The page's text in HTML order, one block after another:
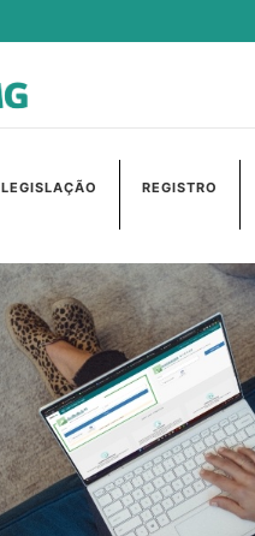
LEGISLAÇÃO REGISTRO